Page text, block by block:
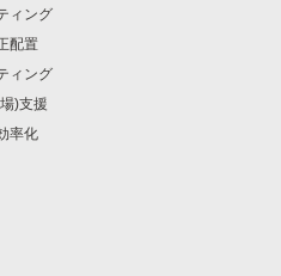
ィング
配置
ィング
)支援
率化